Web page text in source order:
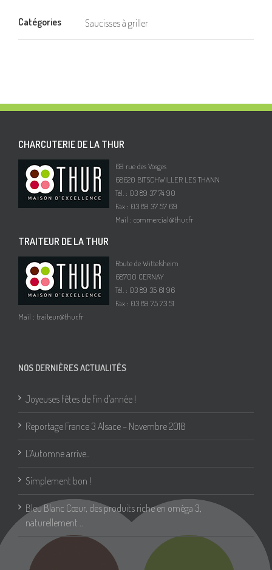
Catégories Saucisses à griller
CHARCUTERIE DE LA THUR
69 rue des Vosges
68620 BITSCHWILLER LES THANN
Tél. : 03 89 37 74 90
Fax : 03 89 37 57 69
Mail : commercial@thur.fr
TRAITEUR DE LA THUR
Route de Wittelsheim
68700 CERNAY
Tél. : 03 89 35 61 96
Fax : 03 89 75 73 51
Mail : traiteur@thur.fr
NOS DERNIÈRES ACTUALITÉS
Joyeuses fêtes de fin d’année !
Reportage France 3 Alsace – Novembre 2018
L’Automne arrive..
Simplement bon !
Bleu Blanc Cœur, des produits riche en oméga 3,
naturellement ..